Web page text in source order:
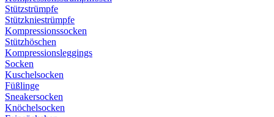
Stützstrümpfe
Stützkniestrümpfe
Kompressionssocken
Stützhöschen
Kompressionsleggings
Socken
Kuschelsocken
Füßlinge
Sneakersocken
Knöchelsocken